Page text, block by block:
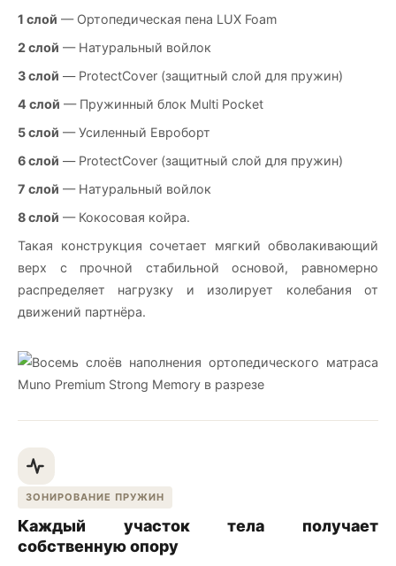
1 слой — Ортопедическая пена LUX Foam
2 слой — Натуральный войлок
3 слой — ProtectCover (защитный слой для пружин)
4 слой — Пружинный блок Multi Pocket
5 слой — Усиленный Евроборт
6 слой — ProtectCover (защитный слой для пружин)
7 слой — Натуральный войлок
8 слой — Кокосовая койра.
Такая конструкция сочетает мягкий обволакивающий
верх с прочной стабильной основой, равномерно
распределяет нагрузку и изолирует колебания от
движений партнёра.
ЗОНИРОВАНИЕ ПРУЖИН
Каждый участок тела получает
собственную опору